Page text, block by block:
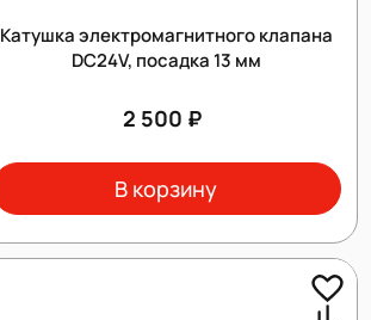
Катушка электромагнитного клапана
DC24V, посадка 13 мм
2 500 ₽
В корзину